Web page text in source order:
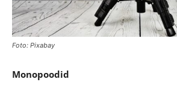
Foto: Pixabay
Monopoodid